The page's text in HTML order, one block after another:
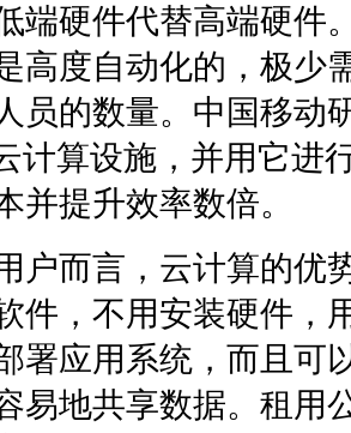
端硬件代替高端硬件
高度自动化的，极少
员的数量。中国移动
计算设施，并用它进
并提升效率数倍。
户而言，云计算的优
件，不用安装硬件，
署应用系统，而且可
易地共享数据。租用